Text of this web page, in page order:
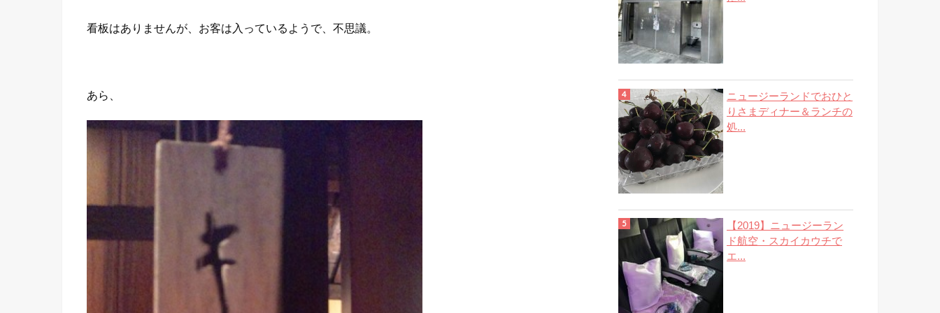
看板はありませんが、お客は入っているようで、不思議。
あら、
ニュージーランドでおひと
りさまディナー＆ランチの
処...
【2019】ニュージーラン
ド航空・スカイカウチで
エ...